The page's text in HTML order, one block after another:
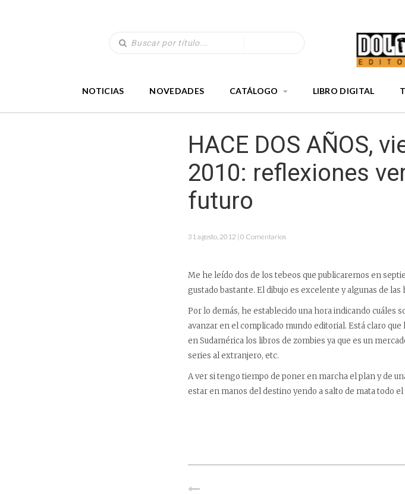
NOTICIAS NOVEDADES CATÁLOGO LIBRO DIGITAL
HACE DOS AÑOS,
2010: reflexiones
futuro
31 agosto, 2012 | 0 Comentarios
Me he leído dos de los tebeos que publicaremos en
gustado bastante. El dibujo es excelente y algunas de
Por lo demás, he establecido una hora indicando cuáles
avanzar en el complicado mundo editorial. Está claro
en Sudamérica los libros de zombies ya que es un
series al extranjero, etc.
A ver si tengo tiempo de poner en marcha el plan y de
estar en manos del destino yendo a salto de mata todo